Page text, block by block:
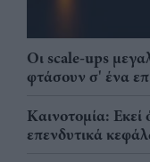
Οι scale-ups
φτάσουν σ' ένα
Καινοτομία:
επενδυτικά